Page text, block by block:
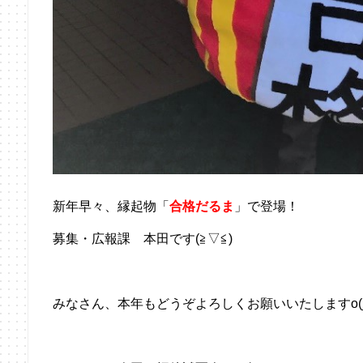
新年早々、縁起物「 合格だるま 」で登場！
募集・広報課 本田です(≧▽≦)
みなさん、本年もどうぞよろしくお願いいたします